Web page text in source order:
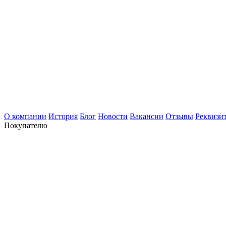
О компании История Блог Новости Вакансии Отзывы
Покупателю